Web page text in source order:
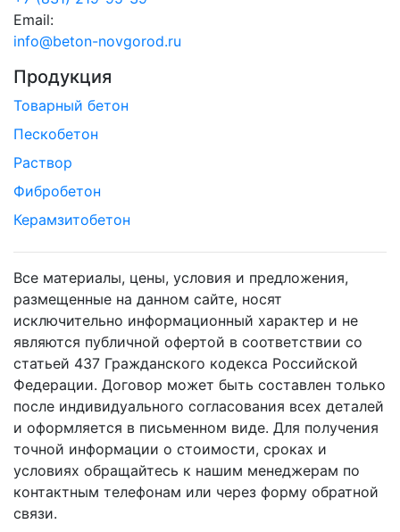
Email:
info@beton-novgorod.ru
Продукция
Товарный бетон
Пескобетон
Раствор
Фибробетон
Керамзитобетон
Все материалы, цены, условия и предложения,
размещенные на данном сайте, носят
исключительно информационный характер и не
являются публичной офертой в соответствии со
статьей 437 Гражданского кодекса Российской
Федерации. Договор может быть составлен только
после индивидуального согласования всех деталей
и оформляется в письменном виде. Для получения
точной информации о стоимости, сроках и
условиях обращайтесь к нашим менеджерам по
контактным телефонам или через форму обратной
связи.